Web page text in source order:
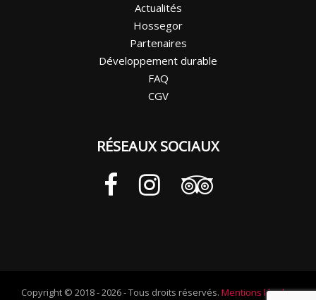
Actualités
Hossegor
Partenaires
Développement durable
FAQ
CGV
RÉSEAUX SOCIAUX
Copyright © 2018 - 2026 - Tous droits réservés. Mentions légales